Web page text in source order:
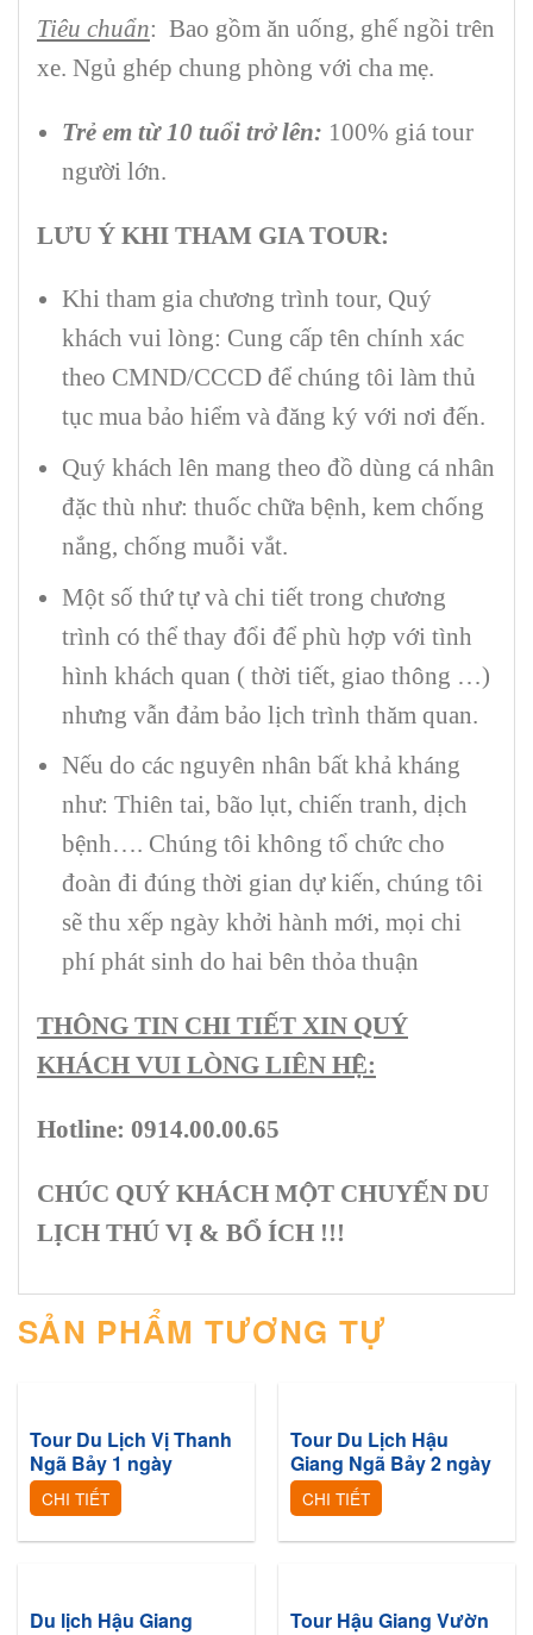
Tiêu chuẩn: Bao gồm ăn uống, ghế ngồi trên
xe. Ngủ ghép chung phòng với cha mẹ.
Trẻ em từ 10 tuổi trở lên: 100% giá tour
người lớn.
LƯU Ý KHI THAM GIA TOUR:
Khi tham gia chương trình tour, Quý
khách vui lòng: Cung cấp tên chính xác
theo CMND/CCCD để chúng tôi làm thủ
tục mua bảo hiểm và đăng ký với nơi đến.
Quý khách lên mang theo đồ dùng cá nhân
đặc thù như: thuốc chữa bệnh, kem chống
nắng, chống muỗi vắt.
Một số thứ tự và chi tiết trong chương
trình có thể thay đổi để phù hợp với tình
hình khách quan ( thời tiết, giao thông …)
nhưng vẫn đảm bảo lịch trình thăm quan.
Nếu do các nguyên nhân bất khả kháng
như: Thiên tai, bão lụt, chiến tranh, dịch
bệnh…. Chúng tôi không tổ chức cho
đoàn đi đúng thời gian dự kiến, chúng tôi
sẽ thu xếp ngày khởi hành mới, mọi chi
phí phát sinh do hai bên thỏa thuận
THÔNG TIN CHI TIẾT XIN QUÝ
KHÁCH VUI LÒNG LIÊN HỆ:
Hotline: 0914.00.00.65
CHÚC QUÝ KHÁCH MỘT CHUYẾN DU
LỊCH THÚ VỊ & BỔ ÍCH !!!
SẢN PHẨM TƯƠNG TỰ
Tour Du Lịch Vị Thanh
Ngã Bảy 1 ngày
CHI TIẾT
Tour Du Lịch Hậu
Giang Ngã Bảy 2 ngày
CHI TIẾT
Du lịch Hậu Giang
Tour Hậu Giang Vườn